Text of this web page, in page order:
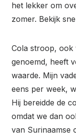
het lekker om
zomer. Bekijk
Cola stroop, ook
genoemd, heeft
waarde. Mijn
eens per week,
Hij bereidde de
omdat we dan
van Surinaamse